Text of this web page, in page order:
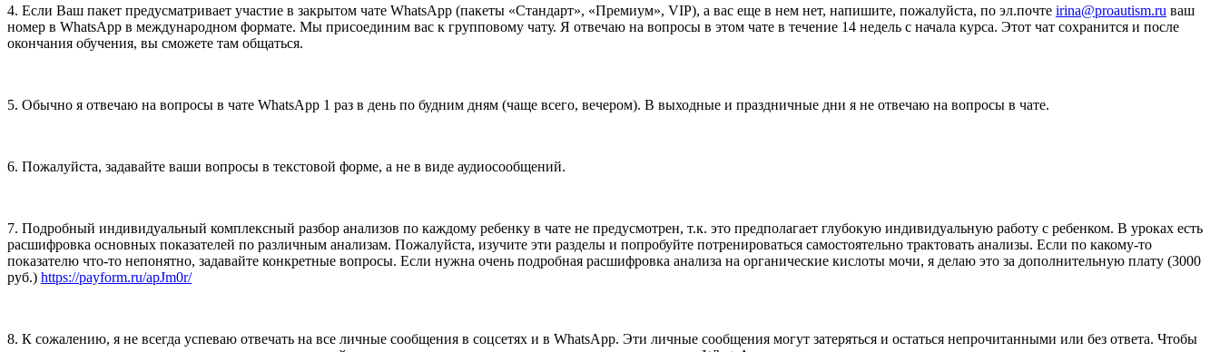
4. Если Ваш пакет предусматривает участие в закрытом чате WhatsApp (пакеты «Стандарт», «Премиум», VIP), а вас еще в нем нет, напишите, пожалуйста, по эл.почте irina@proautism.ru ваш
номер в WhatsApp в международном формате. Мы присоединим вас к групповому чату. Я отвечаю на вопросы в этом чате в течение 14 недель с начала курса. Этот чат сохранится и после
окончания обучения, вы сможете там общаться.
5. Обычно я отвечаю на вопросы в чате WhatsApp 1 раз в день по будним дням (чаще всего, вечером). В выходные и праздничные дни я не отвечаю на вопросы в чате.
6. Пожалуйста, задавайте ваши вопросы в текстовой форме, а не в виде аудиосообщений.
7. Подробный индивидуальный комплексный разбор анализов по каждому ребенку в чате не предусмотрен, т.к. это предполагает глубокую индивидуальную работу с ребенком. В уроках есть
расшифровка основных показателей по различным анализам. Пожалуйста, изучите эти разделы и попробуйте потренироваться самостоятельно трактовать анализы. Если по какому-то
показателю что-то непонятно, задавайте конкретные вопросы. Если нужна очень подробная расшифровка анализа на органические кислоты мочи, я делаю это за дополнительную плату (3000
руб.) https://payform.ru/apJm0r/
8. К сожалению, я не всегда успеваю отвечать на все личные сообщения в соцсетях и в WhatsApp. Эти личные сообщения могут затеряться и остаться непрочитанными или без ответа. Чтобы